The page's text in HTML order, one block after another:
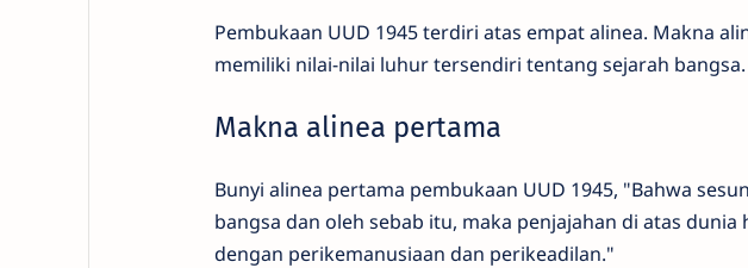
Pembukaan UUD 1945 terdiri atas empat alinea. Makna
memiliki nilai-nilai luhur tersendiri tentang sejarah bangsa.
Makna alinea pertama
Bunyi alinea pertama pembukaan UUD 1945, "Bahwa
bangsa dan oleh sebab itu, maka penjajahan di atas
dengan perikemanusiaan dan perikeadilan."